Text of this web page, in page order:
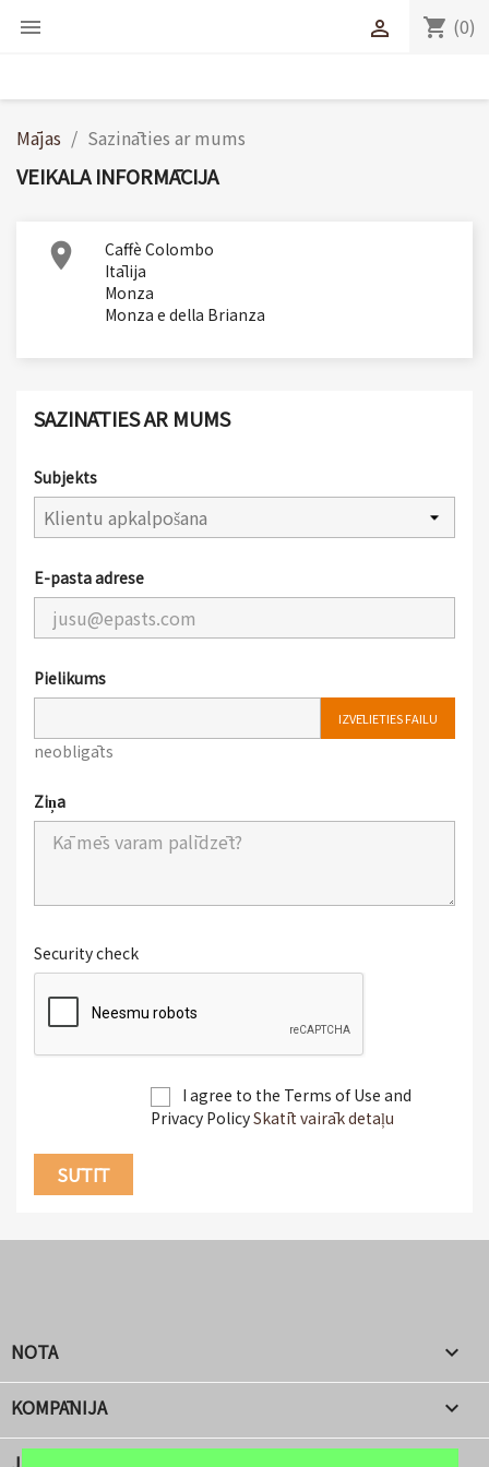
 shopping_cart (0)

Mājas Sazināties ar mums
VEIKALA INFORMĀCIJA

Caffè Colombo
Itālija
Monza
Monza e della Brianza
SAZINĀTIES AR MUMS
Subjekts
E-pasta adrese
Pielikums
IZVĒLIETIES FAILU
neobligāts
Ziņa
Security check
I agree to the Terms of Use and
Privacy PolicySkatīt vairāk detaļu
NOTA 
KOMPĀNIJA 